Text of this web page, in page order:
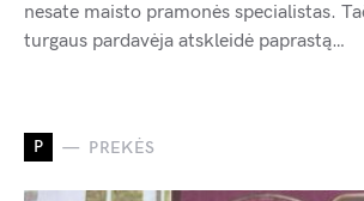
nesate maisto pramonės specialistas.
turgaus pardavėja atskleidė paprastą…
P PREKĖS